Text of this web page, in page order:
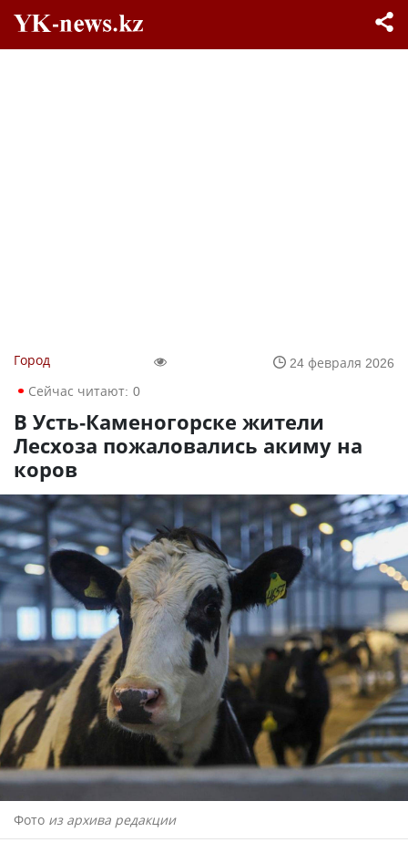
Город
24 февраля 2026
Сейчас читают: 0
В Усть-Каменогорске жители
Лесхоза пожаловались акиму на
коров
Фото из архива редакции